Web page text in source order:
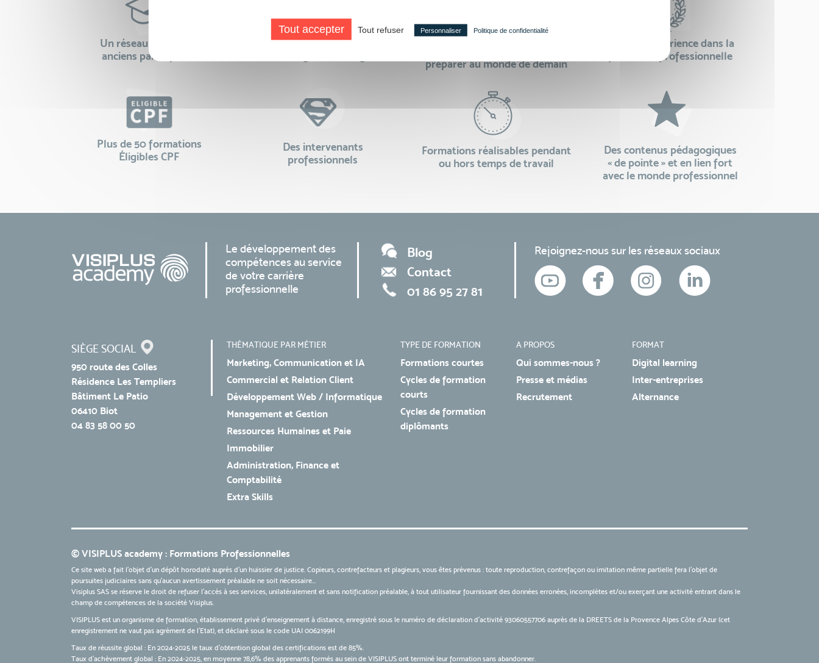
Un réseau de 22 000
anciens participants
100% des formations réalisables
préparer au monde de demain
24 ans d'expérience dans la
formation professionnelle
Plus de 50 formations
Éligibles CPF
Des intervenants
professionnels
Formations réalisables pendant
ou hors temps de travail
Des contenus pédagogiques
« de pointe » et en lien fort
avec le monde professionnel
Le développement des
compétences au service
de votre carrière
professionnelle
Blog
Contact
01 86 95 27 81
Rejoignez-nous sur les réseaux sociaux
SIÈGE SOCIAL
950 route des Colles
Résidence Les Templiers
Bâtiment Le Patio
06410 Biot
04 83 58 00 50
THÉMATIQUE PAR MÉTIER
Marketing, Communication et IA
Commercial et Relation Client
Développement Web / Informatique
Management et Gestion
Ressources Humaines et Paie
Immobilier
Administration, Finance et
Comptabilité
Extra Skills
TYPE DE FORMATION
Formations courtes
Cycles de formation
courts
Cycles de formation
diplômants
A PROPOS
Qui sommes-nous ?
Presse et médias
Recrutement
FORMAT
Digital learning
Inter-entreprises
Alternance
© VISIPLUS academy : Formations Professionnelles
Ce site web a fait l'objet d'un dépôt horodaté auprès d'un huissier de justice. Copieurs, contrefacteurs et plagieurs, vous êtes prévenus : toute reproduction, contrefaçon ou imitation même partielle fera l'objet de
poursuites judiciaires sans qu’aucun avertissement préalable ne soit nécessaire...
Visiplus SAS se réserve le droit de refuser l'accès à ses services, unilatéralement et sans notification préalable, à tout utilisateur fournissant des données erronées, incomplètes et/ou exerçant une activité entrant dans le
champ de compétences de la société Visiplus.
VISIPLUS est un organisme de formation, établissement privé d’enseignement à distance, enregistré sous le numéro de déclaration d’activité 93060557706 auprès de la DREETS de la Provence Alpes Côte d’Azur (cet
enregistrement ne vaut pas agrément de l’Etat), et déclaré sous le code UAI 0062199H
Taux de réussite global : En 2024-2025 le taux d'obtention global des certifications est de 85%.
Taux d’achèvement global : En 2024-2025, en moyenne 78,6% des apprenants formés au sein de VISIPLUS ont terminé leur formation sans abandonner.
Tout accepter Tout refuser Personnaliser Politique de confidentialité